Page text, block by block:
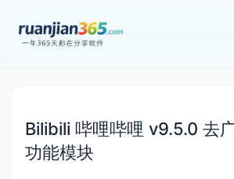
Bilibili 哔哩哔哩 v9.5.0 去
功能模块